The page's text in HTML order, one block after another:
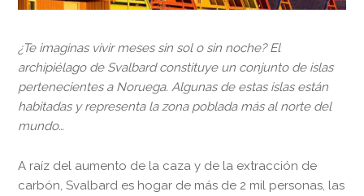
¿Te imaginas vivir meses sin sol o sin noche? El
archipiélago de Svalbard constituye un conjunto de islas
pertenecientes a Noruega. Algunas de estas islas están
habitadas y representa la zona poblada más al norte del
mundo…
A raíz del aumento de la caza y de la extracción de
carbón, Svalbard es hogar de más de 2 mil personas, las